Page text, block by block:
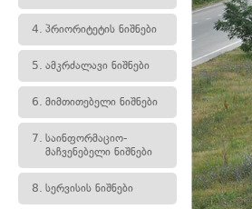
4. პრიორიტეტის ნიშნები
5. ამკრძალავი ნიშნები
6. მიმთითებელი ნიშნები
7. საინფორმაციო-
მაჩვენებელი ნიშნები
8. სერვისის ნიშნები